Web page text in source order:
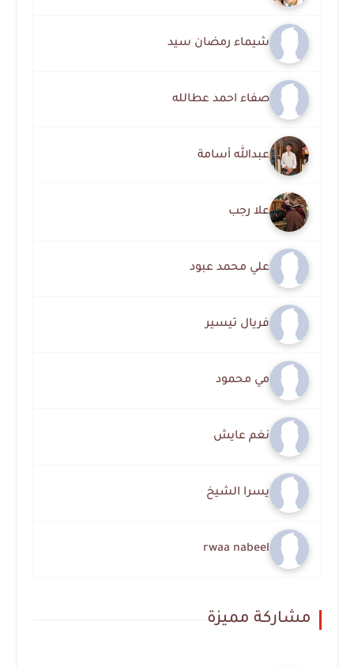
شيماء رمضان سيد
صفاء احمد عطالله
عبدالله أسامة
علا رجب
علي محمد عبود
فريال تيسير
مي محمود
نغم عايش
يسرا الشيخ
rwaa nabeel
مشاركة مميزة